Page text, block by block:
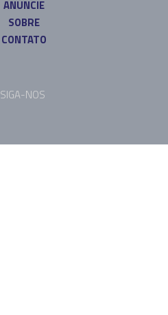
ANUNCIE
SOBRE
CONTATO
SIGA-NOS